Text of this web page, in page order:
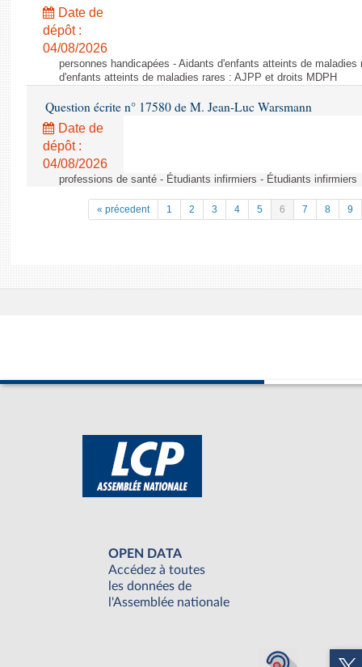
Date de
dépôt :
04/08/2026
personnes handicapées - Aidants d'enfants atteints de
d'enfants atteints de maladies rares : AJPP et droits MDPH
Question écrite n° 17580 de M. Jean-Luc Warsmann
Date de
dépôt :
04/08/2026
professions de santé - Étudiants infirmiers - Étudiants infirmiers
« précedent 1 2 3 4 5 6 7 8 9
OPEN DATA
Accédez à toutes
les données de
l'Assemblée nationale